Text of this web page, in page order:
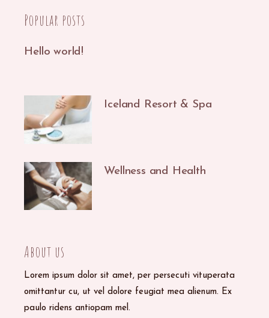
Popular posts
Hello world!
Iceland Resort & Spa
Wellness and Health
About us
Lorem ipsum dolor sit amet, per persecuti vituperata
omittantur cu, ut vel dolore feugiat mea alienum. Ex
paulo ridens antiopam mel.